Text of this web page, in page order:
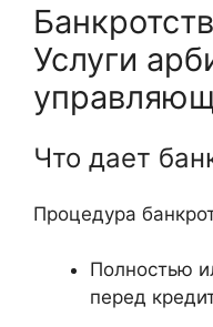
Услуги
Что дает
Процедура
Полностью
перед